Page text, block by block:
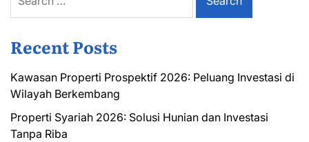
for:
Recent Posts
Kawasan Properti Prospektif 2026: Peluang Investasi di
Wilayah Berkembang
Properti Syariah 2026: Solusi Hunian dan Investasi
Tanpa Riba